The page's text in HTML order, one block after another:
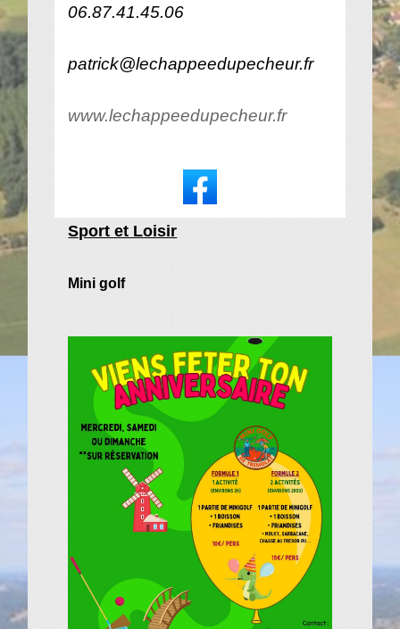
06.87.41.45.06
patrick@lechappeedupecheur.fr
www.lechappeedupecheur.fr
Sport et Loisir
Mini golf